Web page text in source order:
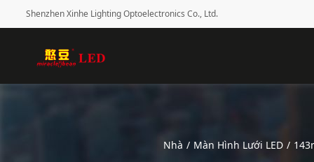
Shenzhen Xinhe Lighting Optoelectronics Co., Ltd.
Nhà / Màn Hình Lưới LED /